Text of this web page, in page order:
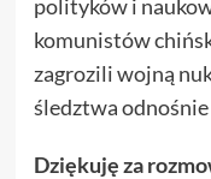
polityków i
komunistów
zagrozili wojną
śledztwa
Dziękuję za